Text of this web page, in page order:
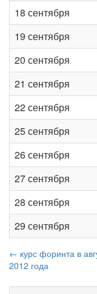
18 сентября
19 сентября
20 сентября
21 сентября
22 сентября
25 сентября
26 сентября
27 сентября
28 сентября
29 сентября
← курс форинта в
2012 года